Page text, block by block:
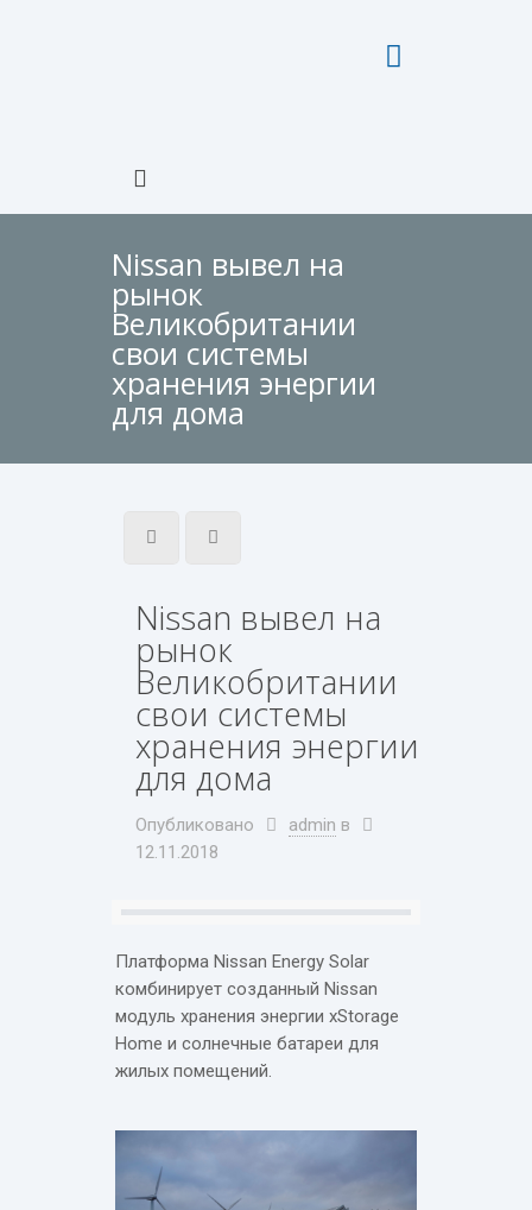
Nissan вывел на
рынок
Великобритании
свои системы
хранения энергии
для дома
Nissan вывел на
рынок
Великобритании
свои системы
хранения энергии
для дома
Опубликовано admin в
12.11.2018
Платформа Nissan Energy Solar
комбинирует созданный Nissan
модуль хранения энергии xStorage
Home и солнечные батареи для
жилых помещений.